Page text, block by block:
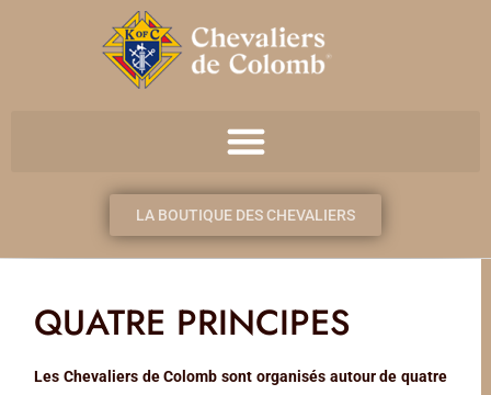
LA BOUTIQUE DES CHEVALIERS
QUATRE PRINCIPES
Les Chevaliers de Colomb sont organisés autour de quatre